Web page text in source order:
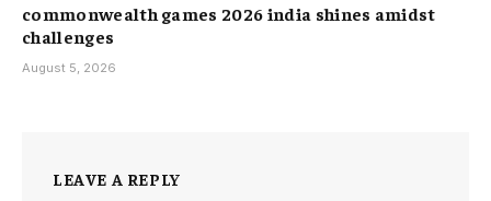
commonwealth games 2026 india shines amidst
challenges
August 5, 2026
LEAVE A REPLY